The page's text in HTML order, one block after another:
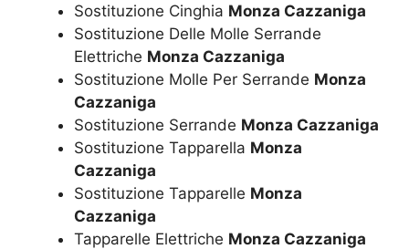
Sostituzione Cinghia Monza Cazzaniga
Sostituzione Delle Molle Serrande
Elettriche Monza Cazzaniga
Sostituzione Molle Per Serrande Monza
Cazzaniga
Sostituzione Serrande Monza Cazzaniga
Sostituzione Tapparella Monza
Cazzaniga
Sostituzione Tapparelle Monza
Cazzaniga
Tapparelle Elettriche Monza Cazzaniga